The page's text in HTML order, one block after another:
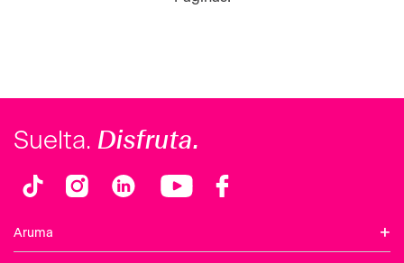
Suelta. Disfruta.
Aruma +